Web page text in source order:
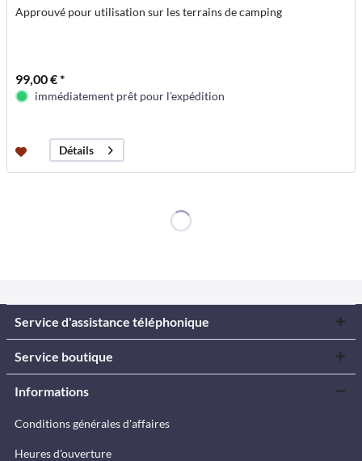
Approuvé pour utilisation sur les terrains de camping
99,00 € *
immédiatement prêt pour l'expédition
Détails
Service d'assistance téléphonique
Service boutique
Informations
Conditions générales d'affaires
Heures d'ouverture